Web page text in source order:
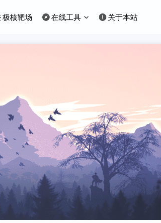
极核靶场 在线工具 关于本站